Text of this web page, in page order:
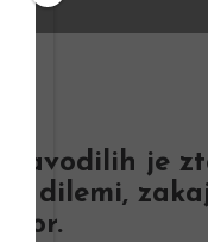
je
v dilemi,